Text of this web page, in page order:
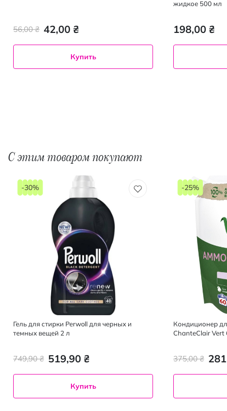
42,00 ₴
56,00 ₴
Купить
жидкое 500 мл
198,00 ₴
С этим товаром покупают
Гель для стирки Perwoll для черных и
темных вещей 2 л
519,90 ₴
749,90 ₴
-30%
Купить
Кондиционер
ChanteClair Vert
375,00 ₴
-25%